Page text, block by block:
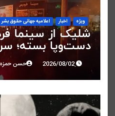
ویژه اخبار اعلاميه جهانی حقوق بشر
شلیک از سینما
دست‌وپا بسته؛
ملی در البرز حسن حمزه